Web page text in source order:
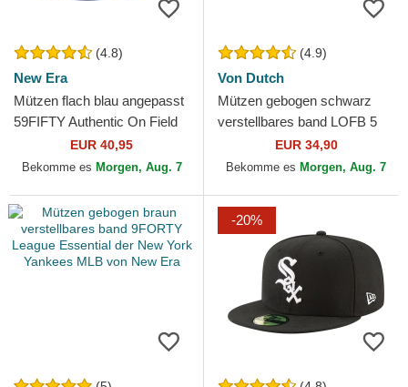
(4.8)
New Era
Mützen flach blau angepasst
59FIFTY Authentic On Field
Game der Los Angeles
Dodgers MLB von New Era
EUR 40,95
Bekomme es Morgen, Aug. 7
(4.9)
Von Dutch
Mützen gebogen schwarz
verstellbares band LOFB 5
von Von DutchEUR 34,90
Bekomme es Morgen, Aug. 7
-20%